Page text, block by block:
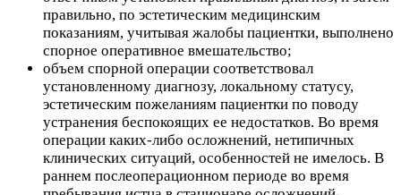
правильно, по эстетическим медицинским
показаниям, учитывая жалобы пациентки, выполнено
спорное оперативное вмешательство;
объем спорной операции соответствовал
установленному диагнозу, локальному статусу,
эстетическим пожеланиям пациентки по поводу
устранения беспокоящих ее недостатков. Во время
операции каких-либо осложнений, нетипичных
клинических ситуаций, особенностей не имелось. В
раннем послеоперационном периоде во время